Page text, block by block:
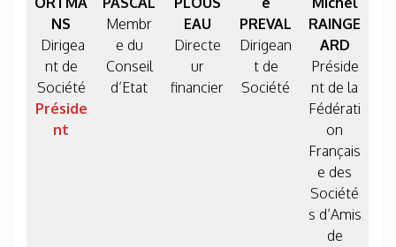
NS
Dirigea
nt de
Société
Préside
nt
Membr
e du
Conseil
d’Etat
EAU
Directe
ur
financier
PREVAL
Dirigean
t de
Société
RAINGE
ARD
Préside
nt de la
Fédérati
on
Français
e des
Société
s d’Amis
de